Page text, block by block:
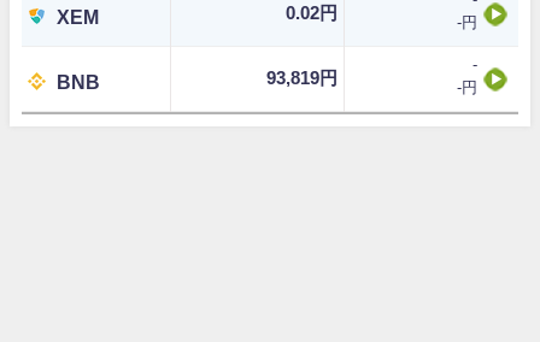
XEM 0.02円
-円
BNB 93,819円
-
-円